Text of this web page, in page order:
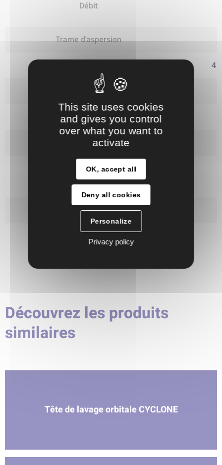
Débit
Trame d'aspersion
4
Température d'exercice
Température ambiante
Diamètre d'insertion
Matériaux
Raccordement de tuyau
Poids
Découvrez les produits
similaires
Tête de lavage orbitale CYCLONE
This site uses cookies
and gives you control
over what you want to
activate
OK, accept all
Deny all cookies
Personalize
Privacy policy